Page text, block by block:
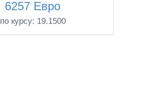
6257 Евро
по курсу: 19.1500